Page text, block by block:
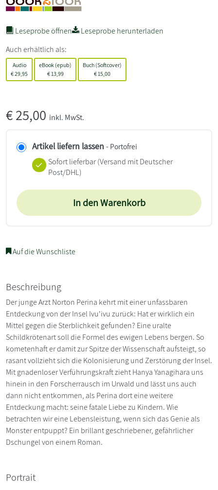
Leseprobe öffnen
Leseprobe herunterladen
Auch erhältlich als:
Audio
€29,95
eBook (epub)
€13,99
Buch (Softcover)
€15,00
€25,00 inkl. MwSt.
Artikel liefern lassen - Portofrei
Sofort lieferbar(Versand mit Deutscher
Post/DHL)
In den Warenkorb
Auf die Wunschliste
Beschreibung
Der junge Arzt Norton Perina kehrt mit einer unfassbaren
Entdeckung von der Insel Ivu'ivu zurück: Hat er wirklich ein
Mittel gegen die Sterblichkeit gefunden? Eine uralte
Schildkrötenart soll die Formel des ewigen Lebens bergen. So
kometenhaft er damit zur Spitze der Wissenschaft aufsteigt, so
rasant vollzieht sich die Kolonisierung und Zerstörung der Insel.
Mit gnadenloser Verführungskraft zieht Hanya Yanagihara uns
hinein in den Forscherrausch im Urwald und lässt uns auch
dann nicht entkommen, als Perina dort eine weitere
Entdeckung macht: seine fatale Liebe zu Kindern. Wie
betrachten wir eine Lebensleistung, wenn sich das Genie als
Monster entpuppt? Ein brillant geschriebener, gefährlicher
Dschungel von einem Roman.
Portrait